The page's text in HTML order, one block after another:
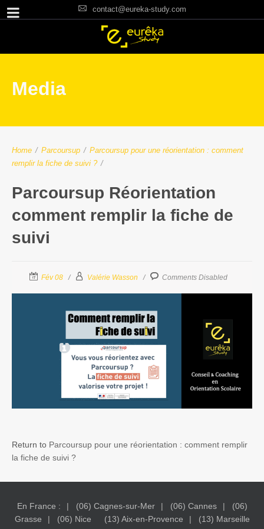
contact@eureka-study.com
Media
Home / Parcoursup / Parcoursup pour une réorientation : comment
remplir la fiche de suivi ? /
Parcoursup Réorientation
comment remplir la fiche de
suivi
Fév 08 Valérie Wasson Comments Disabled
Return to Parcoursup pour une réorientation : comment remplir
la fiche de suivi ?
En France : (06) Cagnes-sur-Mer (06) Cannes
(06)
Grasse
(06) Nice (13) Aix-en-Provence
(13) Marseille